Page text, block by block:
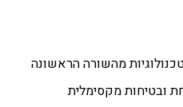
מהשורה הראשונה
ובטיחות מקסימלית